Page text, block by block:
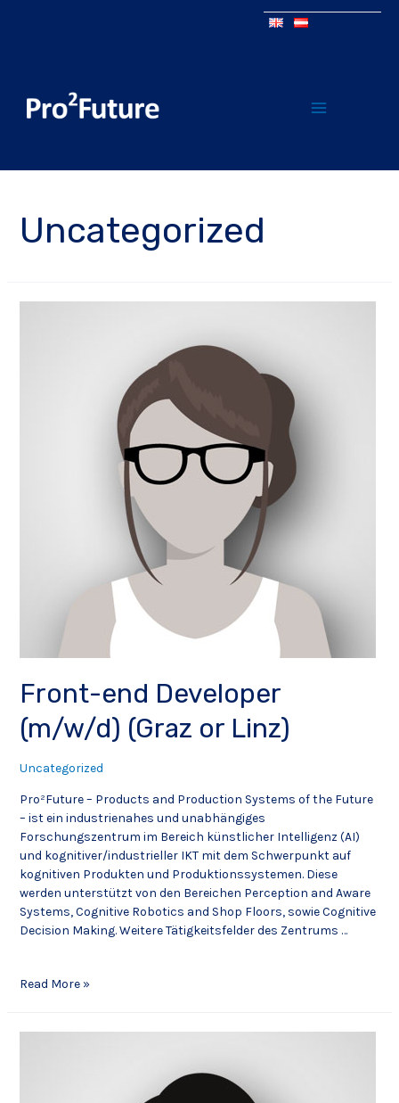
Uncategorized
Front-end Developer
(m/w/d) (Graz or Linz)
Uncategorized
Pro²Future – Products and Production Systems of the Future
– ist ein industrienahes und unabhängiges
Forschungszentrum im Bereich künstlicher Intelligenz (AI)
und kognitiver/industrieller IKT mit dem Schwerpunkt auf
kognitiven Produkten und Produktionssystemen. Diese
werden unterstützt von den Bereichen Perception and Aware
Systems, Cognitive Robotics and Shop Floors, sowie Cognitive
Decision Making. Weitere Tätigkeitsfelder des Zentrums …
Read More »